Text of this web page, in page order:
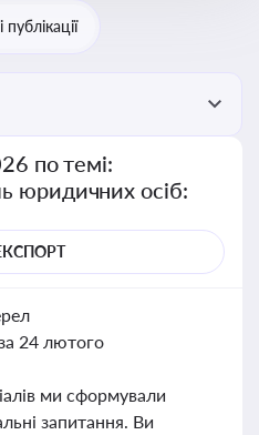
публікації
по темі:
юридичних осіб:
24 лютого
ми сформували
запитання. Ви